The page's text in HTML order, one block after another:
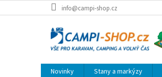
na
info@campi-shop.cz
Novinky Stany a markýzy